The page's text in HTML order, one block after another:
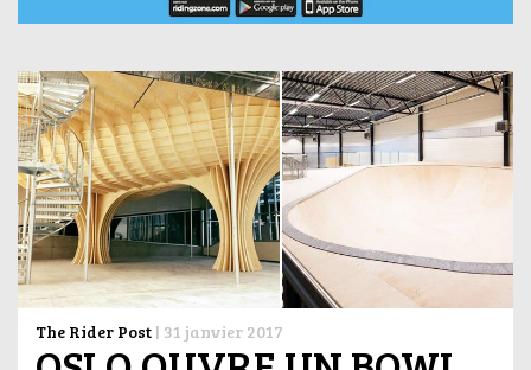
The Rider Post | 31 janvier 2017